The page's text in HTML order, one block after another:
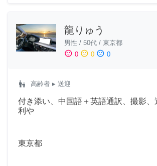
龍りゅう
男性 / 50代 / 東京都
sentiment_satisfied 0 sentiment_neutral 0 sentiment_dissatisfied 0
escalator_warning 高齢者 ▸ 送迎
付き添い、中国語＋英語通訳、撮影、
利や
東京都